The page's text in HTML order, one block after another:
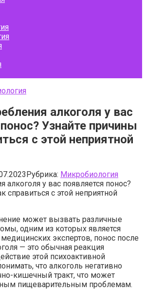
алкоголя у вас
Узнайте причины
с этой неприятной
Рубрика: Микробиология
может вызвать различные
одним из которых является
экспертов, понос после
— это обычная реакция
этой психоактивной
что алкоголь негативно
кишечный тракт, что может
пищеварительным проблемам.